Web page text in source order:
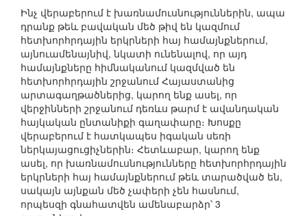
Ինչ վերաբերում է խառնամուսնություններին, ապա
դրանք թեև բավական մեծ թիվ են կազմում
հետխորհրդային երկրների հայ համայնքներում,
այնուամենայնիվ, նկատի ունենալով, որ այդ
համայնքները հիմնականում կազմված են
հետխորհրդային շրջանում Հայաստանից
արտագաղթածներից, կարող ենք ասել, որ
վերջինների շրջանում դեռևս թարմ է ավանդական
հայկական ընտանիքի գաղափարը։ Խոսքը
վերաբերում է հատկապես իգական սեռի
ներկայացուցիչներին։ Հետևաբար, կարող ենք
ասել, որ խառնամուսնությունները հետխորհրդային
երկրների հայ համայնքներում թեև տարածված են,
սակայն այնքան մեծ չափերի չեն հասնում,
որպեսզի գնահատվեն ամենաբարձր՝ 3